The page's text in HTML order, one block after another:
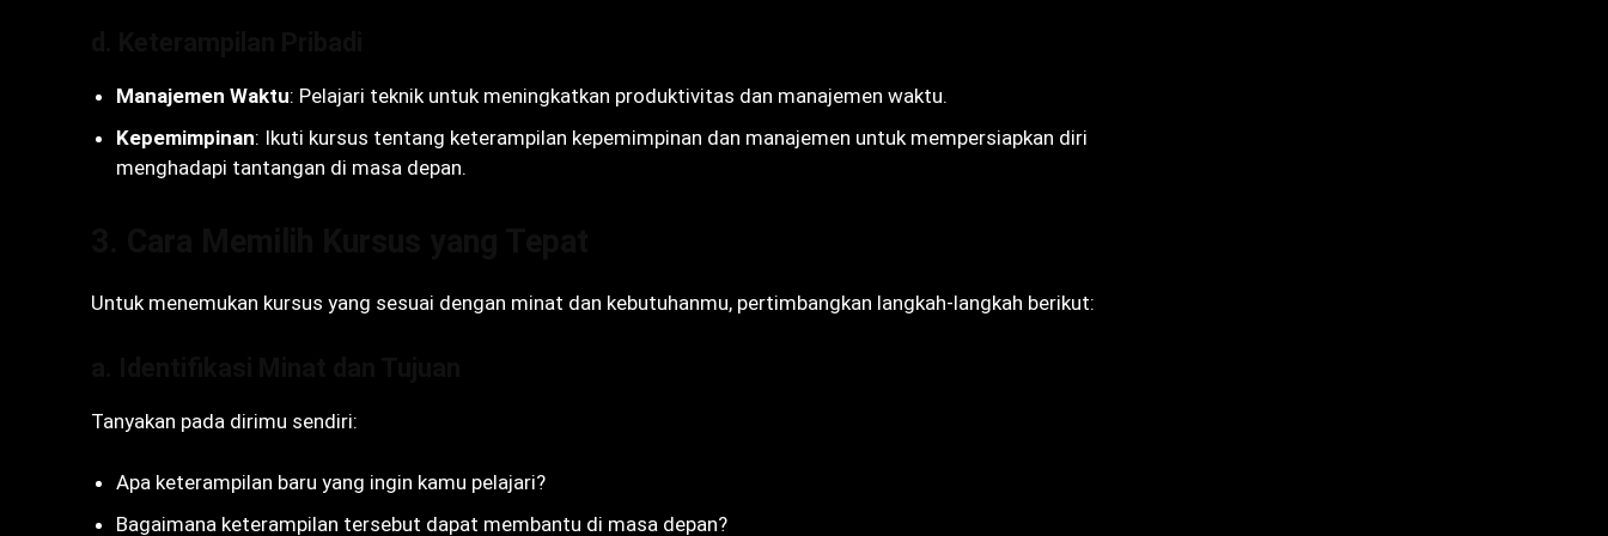
Manajemen Waktu: Pelajari teknik untuk meningkatkan produktivitas dan manajemen waktu.
Kepemimpinan: Ikuti kursus tentang keterampilan kepemimpinan dan manajemen untuk mempersiapkan diri
menghadapi tantangan di masa depan.
Untuk menemukan kursus yang sesuai dengan minat dan kebutuhanmu, pertimbangkan langkah-langkah berikut:
Tanyakan pada dirimu sendiri:
Apa keterampilan baru yang ingin kamu pelajari?
Bagaimana keterampilan tersebut dapat membantu di masa depan?